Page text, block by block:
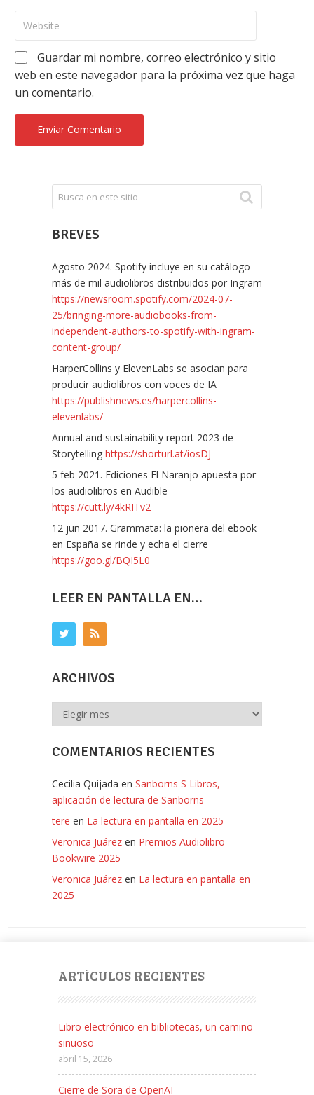
Guardar mi nombre, correo electrónico y sitio
web en este navegador para la próxima vez que haga
un comentario.
BREVES
Agosto 2024. Spotify incluye en su catálogo
más de mil audiolibros distribuidos por Ingram
https://newsroom.spotify.com/2024-07-
25/bringing-more-audiobooks-from-
independent-authors-to-spotify-with-ingram-
content-group/
HarperCollins y ElevenLabs se asocian para
producir audiolibros con voces de IA
https://publishnews.es/harpercollins-
elevenlabs/
Annual and sustainability report 2023 de
Storytelling https://shorturl.at/iosDJ
5 feb 2021. Ediciones El Naranjo apuesta por
los audiolibros en Audible
https://cutt.ly/4kRITv2
12 jun 2017. Grammata: la pionera del ebook
en España se rinde y echa el cierre
https://goo.gl/BQI5L0
LEER EN PANTALLA EN…
ARCHIVOS
Archivos
COMENTARIOS RECIENTES
Cecilia Quijada en Sanborns S Libros,
aplicación de lectura de Sanborns
tere en La lectura en pantalla en 2025
Veronica Juárez en Premios Audiolibro
Bookwire 2025
Veronica Juárez en La lectura en pantalla en
2025
ARTÍCULOS RECIENTES
Libro electrónico en bibliotecas, un camino
sinuoso
abril 15, 2026
Cierre de Sora de OpenAI